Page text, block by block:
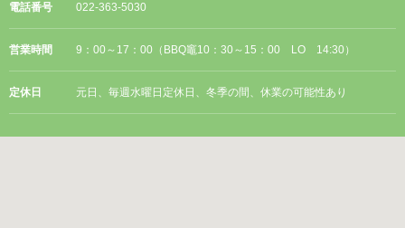
電話番号 022-363-5030
営業時間 9：00～17：00（BBQ竈10：30～15：00 LO 14:30）
定休日 元日、毎週水曜日定休日、冬季の間、休業の可能性あり